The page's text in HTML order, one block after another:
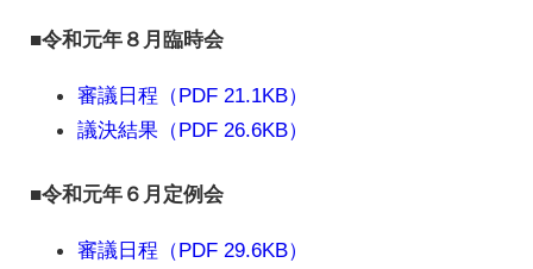
■令和元年８月臨時会
審議日程（PDF 21.1KB）
議決結果（PDF 26.6KB）
■令和元年６月定例会
審議日程（PDF 29.6KB）